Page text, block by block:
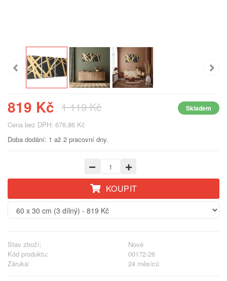
819 Kč 1 119 Kč Skladem
Cena bez DPH: 676,86 Kč
Doba dodání: 1 až 2 pracovní dny.
KOUPIT
Stav zboží:
Nové
Kód produktu:
00172-26
Záruka:
24 měsíců